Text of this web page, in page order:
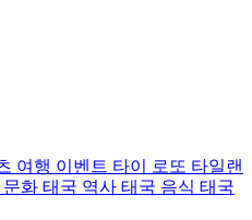
여행 이벤트 타이 로또 타일랜
문화 태국 역사 태국 음식 태국